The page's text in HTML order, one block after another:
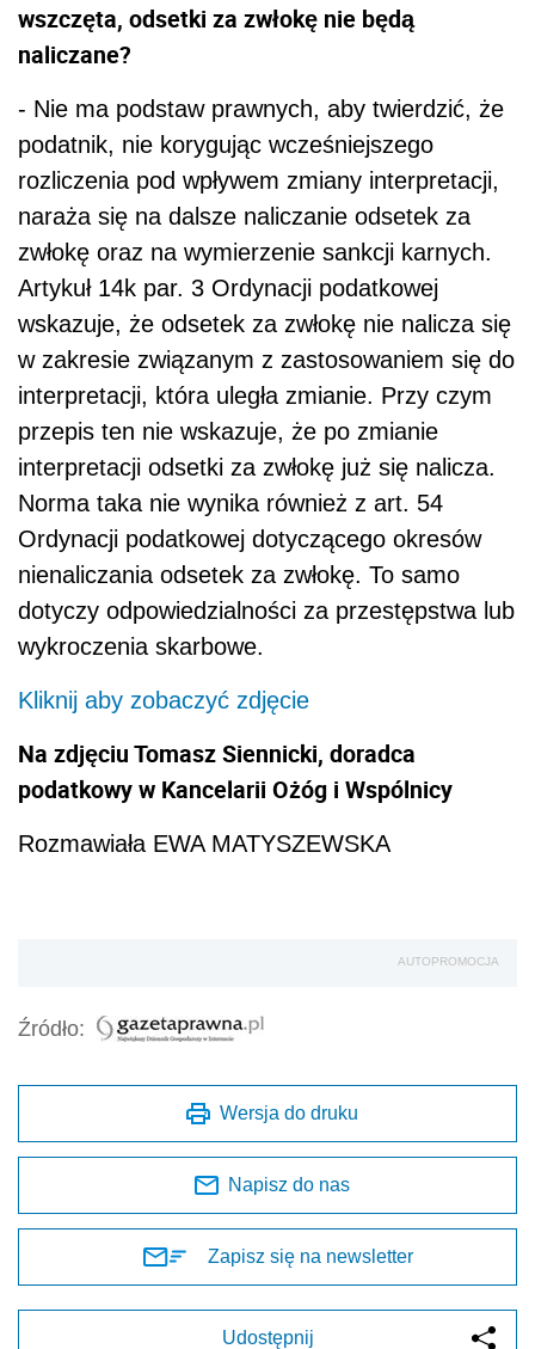
wszczęta, odsetki za zwłokę nie będą
naliczane?
- Nie ma podstaw prawnych, aby twierdzić, że
podatnik, nie korygując wcześniejszego
rozliczenia pod wpływem zmiany interpretacji,
naraża się na dalsze naliczanie odsetek za
zwłokę oraz na wymierzenie sankcji karnych.
Artykuł 14k par. 3 Ordynacji podatkowej
wskazuje, że odsetek za zwłokę nie nalicza się
w zakresie związanym z zastosowaniem się do
interpretacji, która uległa zmianie. Przy czym
przepis ten nie wskazuje, że po zmianie
interpretacji odsetki za zwłokę już się nalicza.
Norma taka nie wynika również z art. 54
Ordynacji podatkowej dotyczącego okresów
nienaliczania odsetek za zwłokę. To samo
dotyczy odpowiedzialności za przestępstwa lub
wykroczenia skarbowe.
Kliknij aby zobaczyć zdjęcie
Na zdjęciu Tomasz Siennicki, doradca
podatkowy w Kancelarii Ożóg i Wspólnicy
Rozmawiała EWA MATYSZEWSKA
AUTOPROMOCJA
Źródło:
Wersja do druku
Napisz do nas
Zapisz się na newsletter
Udostępnij